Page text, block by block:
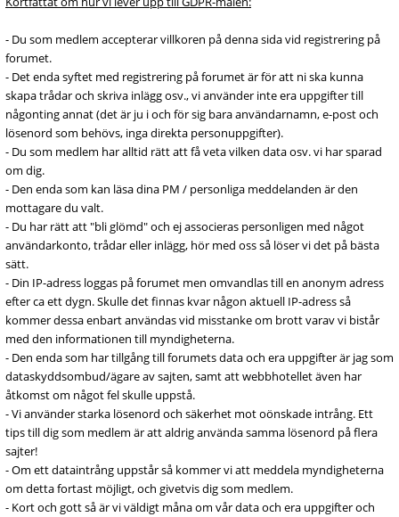
- Du som medlem accepterar villkoren på denna sida vid registrering på
forumet.
- Det enda syftet med registrering på forumet är för att ni ska kunna
skapa trådar och skriva inlägg osv., vi använder inte era uppgifter till
någonting annat (det är ju i och för sig bara användarnamn, e-post och
lösenord som behövs, inga direkta personuppgifter).
- Du som medlem har alltid rätt att få veta vilken data osv. vi har sparad
om dig.
- Den enda som kan läsa dina PM / personliga meddelanden är den
mottagare du valt.
- Du har rätt att "bli glömd" och ej associeras personligen med något
användarkonto, trådar eller inlägg, hör med oss så löser vi det på bästa
sätt.
- Din IP-adress loggas på forumet men omvandlas till en anonym adress
efter ca ett dygn. Skulle det finnas kvar någon aktuell IP-adress så
kommer dessa enbart användas vid misstanke om brott varav vi bistår
med den informationen till myndigheterna.
- Den enda som har tillgång till forumets data och era uppgifter är jag som
dataskyddsombud/ägare av sajten, samt att webbhotellet även har
åtkomst om något fel skulle uppstå.
- Vi använder starka lösenord och säkerhet mot oönskade intrång. Ett
tips till dig som medlem är att aldrig använda samma lösenord på flera
sajter!
- Om ett dataintrång uppstår så kommer vi att meddela myndigheterna
om detta fortast möjligt, och givetvis dig som medlem.
- Kort och gott så är vi väldigt måna om vår data och era uppgifter och